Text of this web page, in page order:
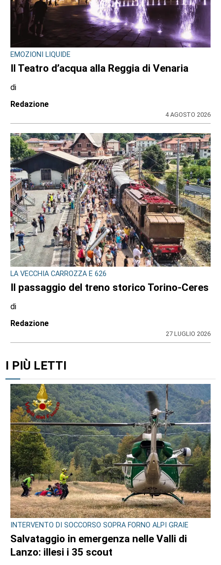
EMOZIONI LIQUIDE
Il Teatro d’acqua alla Reggia di Venaria
di
Redazione
4 AGOSTO 2026
LA VECCHIA CARROZZA E 626
Il passaggio del treno storico Torino-Ceres
di
Redazione
27 LUGLIO 2026
I PIÙ LETTI
INTERVENTO DI SOCCORSO SOPRA FORNO ALPI GRAIE
Salvataggio in emergenza nelle Valli di
Lanzo: illesi i 35 scout